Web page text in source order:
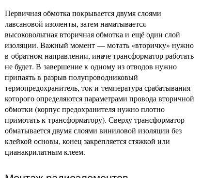
Первичная обмотка покрывается двумя слоями
лавсановой изоленты, затем наматывается
высоковольтная вторичная обмотка и ещё один слой
изоляции. Важный момент — мотать «вторичку» нужно
в обратном направлении, иначе трансформатор работать
не будет. В завершение к одному из отводов нужно
припаять в разрыв полупроводниковый
термопредохранитель, ток и температура срабатывания
которого определяются параметрами провода вторичной
обмотки (корпус предохранителя нужно плотно
примотать к трансформатору). Сверху трансформатор
обматывается двумя слоями виниловой изоляции без
клейкой основы, конец закрепляется стяжкой или
цианакрилатным клеем.